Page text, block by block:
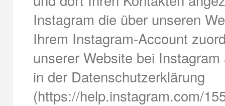
Instagram die über unseren
Ihrem Instagram-Account
unserer Website bei
in der Datenschutzerklärung
(https://help.instagram.com/